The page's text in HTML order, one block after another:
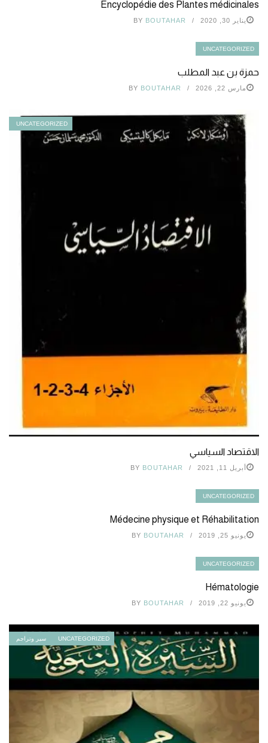
Encyclopédie des Plantes médicinales
يناير 30, 2020 BY BOUTAHAR
UNCATEGORIZED
حمزة بن عبد المطلب
مارس 22, 2026 BY BOUTAHAR
UNCATEGORIZED
الاقتصاد السياسي
أبريل 11, 2021 BY BOUTAHAR
UNCATEGORIZED
Médecine physique et Réhabilitation
يونيو 25, 2019 BY BOUTAHAR
UNCATEGORIZED
Hématologie
يونيو 22, 2019 BY BOUTAHAR
UNCATEGORIZED سير وتراجم